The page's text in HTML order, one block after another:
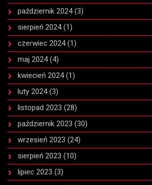
październik 2024(3)
sierpień 2024(1)
czerwiec 2024(1)
maj 2024(4)
kwiecień 2024(1)
luty 2024(3)
listopad 2023 (28)
październik 2023 (30)
wrzesień 2023 (24)
sierpień 2023 (10)
lipiec 2023 (3)